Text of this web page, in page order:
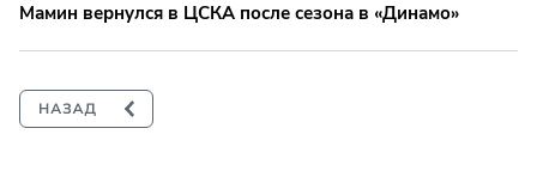
Мамин вернулся в ЦСКА после сезона в «Динамо»